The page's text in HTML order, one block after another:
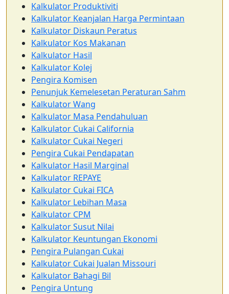
Kalkulator Produktiviti
Kalkulator Keanjalan Harga Permintaan
Kalkulator Diskaun Peratus
Kalkulator Kos Makanan
Kalkulator Hasil
Kalkulator Kolej
Pengira Komisen
Penunjuk Kemelesetan Peraturan Sahm
Kalkulator Wang
Kalkulator Masa Pendahuluan
Kalkulator Cukai California
Kalkulator Cukai Negeri
Pengira Cukai Pendapatan
Kalkulator Hasil Marginal
Kalkulator REPAYE
Kalkulator Cukai FICA
Kalkulator Lebihan Masa
Kalkulator CPM
Kalkulator Susut Nilai
Kalkulator Keuntungan Ekonomi
Pengira Pulangan Cukai
Kalkulator Cukai Jualan Missouri
Kalkulator Bahagi Bil
Pengira Untung